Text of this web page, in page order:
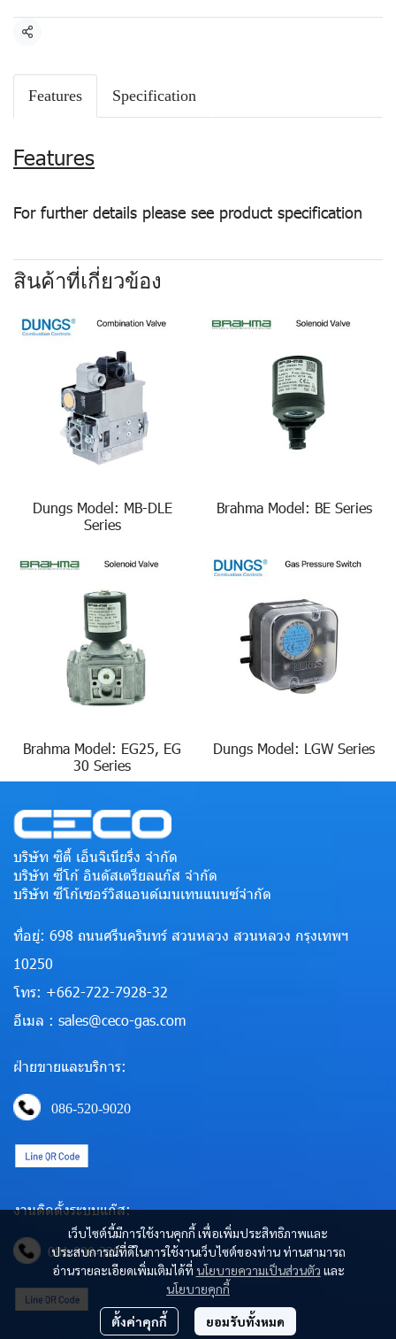
แชร์
Features Specification
Features
For further details please see product specification
สินค้าที่เกี่ยวข้อง
Dungs Model: MB-DLE
Series
Brahma Model: BE Series
Brahma Model: EG25, EG
30 Series
Dungs Model: LGW Series
เว็บไซต์นี้มีการใช้งานคุกกี้ เพื่อเพิ่มประสิทธิภาพและ
ประสบการณ์ที่ดีในการใช้งานเว็บไซต์ของท่าน ท่านสามารถ
อ่านรายละเอียดเพิ่มเติมได้ที่ นโยบายความเป็นส่วนตัว และ
นโยบายคุกกี้
ตั้งค่าคุกกี้ ยอมรับทั้งหมด
บริษัท ซิตี้ เอ็นจิเนียริ่ง จำกัด
บริษัท ซีโก้ อินดัสเตรียลแก๊ส จำกัด
บริษัท ซีโก้เซอร์วิสแอนด์เมนเทนแนนซ์จำกัด
ที่อยู่: 698 ถนนศรีนครินทร์ สวนหลวง สวนหลวง กรุงเทพฯ
10250
โทร: +662-722-7928-32
อีเมล : sales@ceco-gas.com
ฝ่ายขายและบริการ:
086-520-9020
งานติดตั้งระบบแก๊ส:
081-890-3290